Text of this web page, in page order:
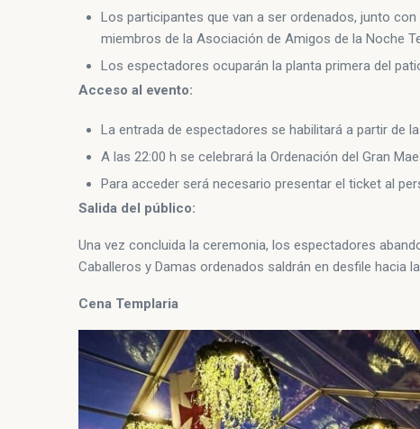
Los participantes que van a ser ordenados, junto
miembros de la Asociación de Amigos de la Noche
Los espectadores ocuparán la planta primera del
Acceso al evento:
La entrada de espectadores se habilitará a partir de
A las 22:00 h se celebrará la Ordenación del Gran
Para acceder será necesario presentar el ticket al
Salida del público:
Una vez concluida la ceremonia, los espectadores
Caballeros y Damas ordenados saldrán en desfile hacia
Cena Templaria